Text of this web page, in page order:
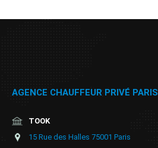
AGENCE CHAUFFEUR PRIVÉ PARIS
TOOK
15 Rue des Halles 75001 Paris